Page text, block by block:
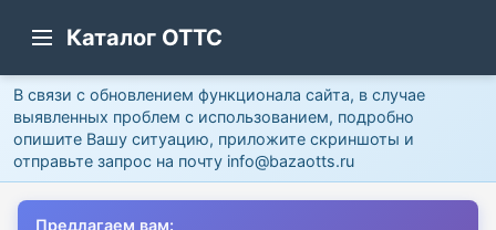
Каталог ОТТС
В связи с обновлением функционала сайта, в случае
выявленных проблем с использованием, подробно
опишите Вашу ситуацию, приложите скриншоты и
отправьте запрос на почту info@bazaotts.ru
Предлагаем вам: